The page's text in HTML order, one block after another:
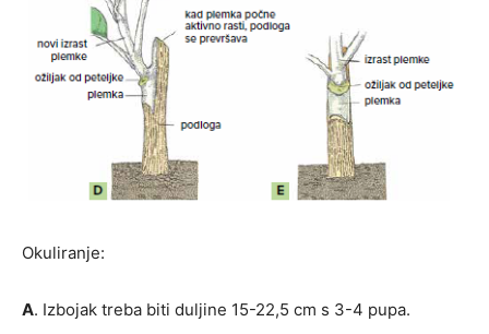
Okuliranje:
A. Izbojak treba biti duljine 15-22,5 cm s 3-4 pupa.